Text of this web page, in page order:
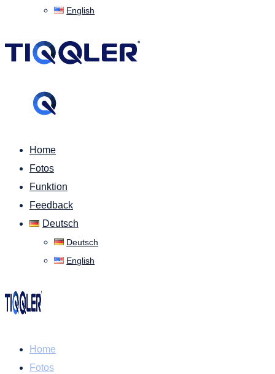
English
Home
Fotos
Funktion
Feedback
Deutsch
Deutsch
English
Home
Fotos